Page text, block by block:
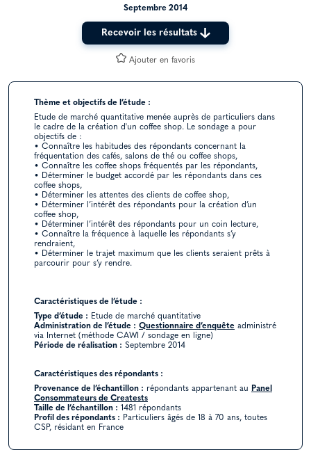
Septembre 2014
Recevoir les résultats
Ajouter en favoris
Thème et objectifs de l’étude :
Etude de marché quantitative menée auprès de particuliers dans
le cadre de la création d'un coffee shop. Le sondage a pour
objectifs de :
• Connaître les habitudes des répondants concernant la
fréquentation des cafés, salons de thé ou coffee shops,
• Connaître les coffee shops fréquentés par les répondants,
• Déterminer le budget accordé par les répondants dans ces
coffee shops,
• Déterminer les attentes des clients de coffee shop,
• Déterminer l’intérêt des répondants pour la création d’un
coffee shop,
• Déterminer l’intérêt des répondants pour un coin lecture,
• Connaître la fréquence à laquelle les répondants s’y
rendraient,
• Déterminer le trajet maximum que les clients seraient prêts à
parcourir pour s’y rendre.
Caractéristiques de l’étude :
Type d’étude : Etude de marché quantitative
Administration de l’étude : Questionnaire d’enquête administré
via Internet (méthode CAWI / sondage en ligne)
Période de réalisation : Septembre 2014
Caractéristiques des répondants :
Provenance de l’échantillon : répondants appartenant au Panel
Consommateurs de Creatests
Taille de l’échantillon : 1481 répondants
Profil des répondants : Particuliers âgés de 18 à 70 ans, toutes
CSP, résidant en France